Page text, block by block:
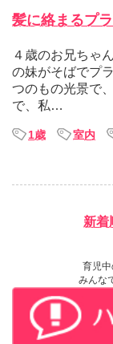
髪に絡まるプ
４歳のお兄ちゃ
の妹がそばでプ
つのもの光景で
で、私…
1歳 室内
新着
育児中
みんな